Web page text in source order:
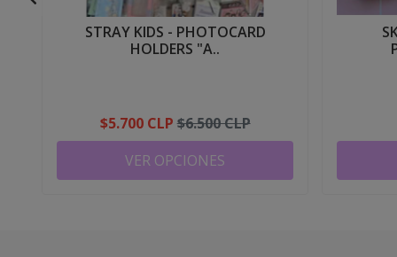
STRAY KIDS - PHOTOCARD
HOLDERS "A..
$5.700 CLP $6.500 CLP
VER OPCIONES